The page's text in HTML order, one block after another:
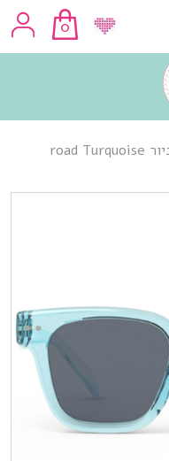
0
IZIPIZI משקפי שמש ג׳וניור road Turquoise